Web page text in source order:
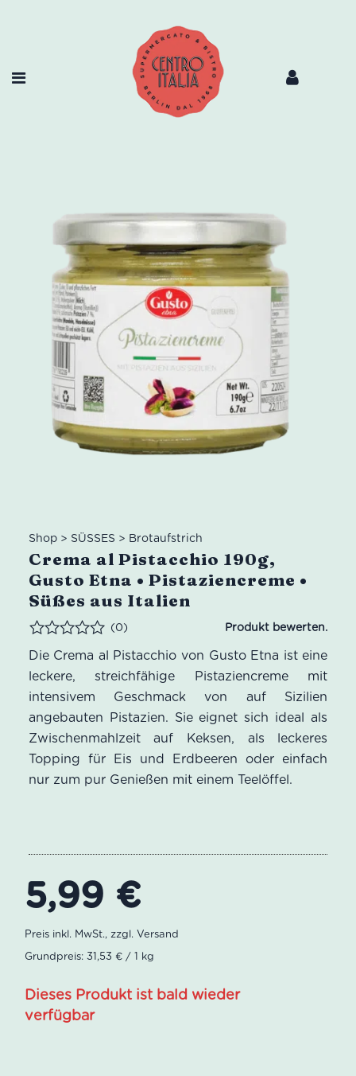
Shop> SÜSSES > Brotaufstrich
Crema al Pistacchio 190g,
Gusto Etna • Pistaziencreme •
Süßes aus Italien
Bewertet
(0)
Die Crema al Pistacchio von Gusto Etna ist eine
leckere, streichfähige Pistaziencreme mit
intensivem Geschmack von auf Sizilien
angebauten Pistazien. Sie eignet sich ideal als
Zwischenmahlzeit auf Keksen, als leckeres
Topping für Eis und Erdbeeren oder einfach
nur zum pur Genießen mit einem Teelöffel.
5,99 €
Grundpreis: 31,53 € / 1 kg
Dieses Produkt ist bald wieder
verfügbar